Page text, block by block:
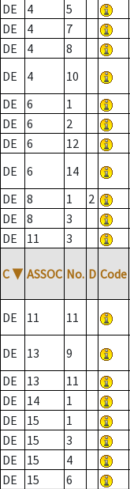
DE
4 5
DE
4 7
DE
4 8
DE
4 10
DE
6 1
DE
6 2
DE
6 12
DE
6 14
DE
8 1 2
DE
8 3
DE
11 3
C ▼ ASSOC No. D Code
DE 11 11
DE 13 9
DE
13 11
DE
14 1
DE
15 1
DE
15 3
DE
15 4
DE
15 6